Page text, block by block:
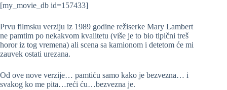
[my_movie_db id=157433]
Prvu filmsku verziju iz 1989 godine režiserke Mary Lambert
ne pamtim po nekakvom kvalitetu (više je to bio tipični treš
horor iz tog vremena) ali scena sa kamionom i detetom će mi
zauvek ostati urezana.
Od ove nove verzije… pamtiću samo kako je bezvezna… i
svakog ko me pita…reći ću…bezvezna je.